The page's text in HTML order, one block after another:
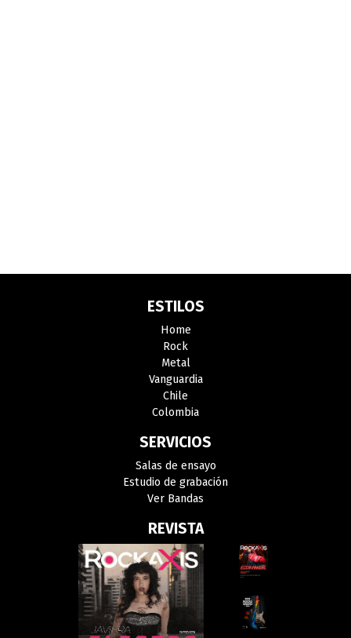
ESTILOS
Home
Rock
Metal
Vanguardia
Chile
Colombia
SERVICIOS
Salas de ensayo
Estudio de grabación
Ver Bandas
REVISTA